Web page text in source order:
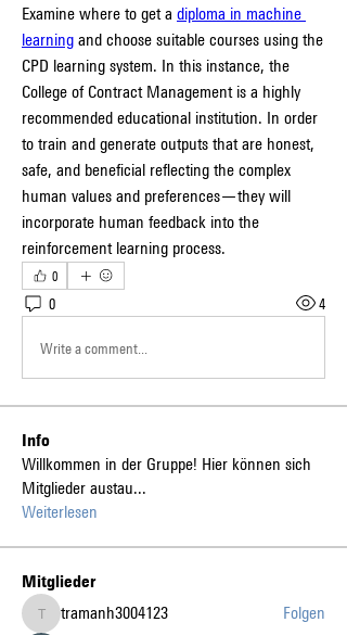
Examine where to get a diploma in machine
learning and choose suitable courses using the
CPD learning system. In this instance, the
College of Contract Management is a highly
recommended educational institution. In order
to train and generate outputs that are honest,
safe, and beneficial reflecting the complex
human values and preferences—they will
incorporate human feedback into the
reinforcement learning process.
0
0 4
Write a comment...
Info
Willkommen in der Gruppe! Hier können sich
Mitglieder austau...
Weiterlesen
Mitglieder
tramanh3004123
tramanh3004123 Folgen